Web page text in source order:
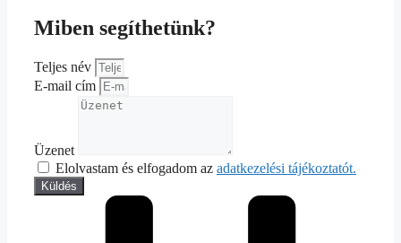
Miben segíthetünk?
Teljes név
E-mail cím
Üzenet
Elolvastam és elfogadom az adatkezelési tájékoztatót.
Küldés